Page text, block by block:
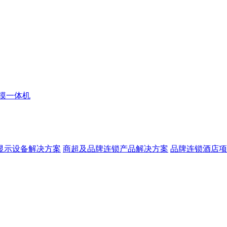
一体机
示设备解决方案 商超及品牌连锁产品解决方案 品牌连锁酒店项